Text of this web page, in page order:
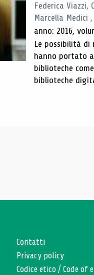
Federica Viazzi,
Marcella Medici
anno: 2016,
Le possibilità di
hanno portato
biblioteche
biblioteche
Contatti
Privacy policy
Codice etico /Code of